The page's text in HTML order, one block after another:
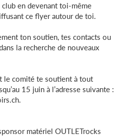
en devenant toi-même
ce flyer autour de toi.
ton soutien, tes contacts ou
la recherche de nouveaux
le comité te soutient à tout
15 juin à l’adresse suivante :
.
matériel OUTLETrocks